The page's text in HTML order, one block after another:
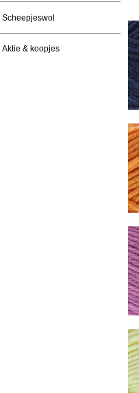
Scheepjeswol
Aktie & koopjes